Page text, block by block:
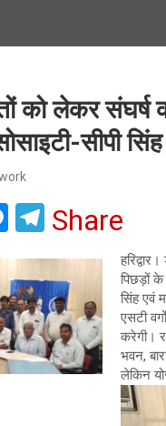
को लेकर
सीपी सिंह
M
se
n
g
er
T
e
gr
a
m
Share
पिछड़ों के
सिंह एवं
एसटी
करेगी।
भवन,
लेकिन